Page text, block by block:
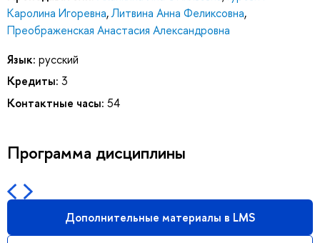
Каролина Игоревна,Литвина Анна Феликсовна,
Преображенская Анастасия Александровна
Язык: русский
Кредиты: 3
Контактные часы: 54
Программа дисциплины
Дополнительные материалы в LMS